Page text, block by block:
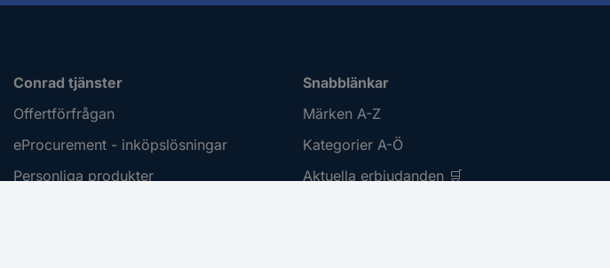
Conrad tjänster
Offertförfrågan
eProcurement - inköpslösningar
Personliga produkter
Snabblänkar
Märken A-Z
Kategorier A-Ö
Aktuella erbjudanden 🛒